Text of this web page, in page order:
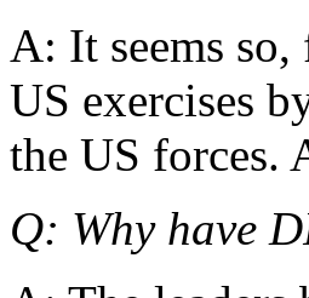
A: It seems
US exercises
the US forces.
Q: Why have